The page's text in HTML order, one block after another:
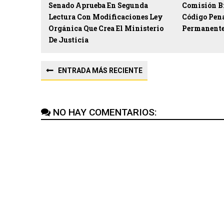
Senado Aprueba En Segunda
Lectura Con Modificaciones Ley
Orgánica Que Crea El Ministerio
De Justicia
Comisión
Código
ENTRADA MÁS RECIENTE
NO HAY COMENTARIOS: